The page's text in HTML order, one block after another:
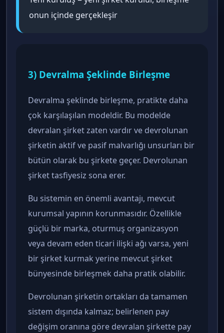
onun içinde gerçekleşir
3) Devralma Şeklinde Birleşme
Devralma şeklinde birleşme, pratikte daha
çok karşılaşılan modeldir. Bu modelde
devralan şirket zaten vardır ve devrolunan
şirketin aktif ve pasif malvarlığı unsurları bir
bütün olarak bu şirkete geçer. Devrolunan
şirket tasfiyesiz sona erer.
Bu sistemin en önemli avantajı, mevcut
kurumsal yapının korunmasıdır. Özellikle
güçlü bir marka, oturmuş organizasyon
veya devam eden ticari ilişki ağı varsa, yeni
bir şirket kurmak yerine mevcut şirket
bünyesinde birleşmek daha pratik olabilir.
Devrolunan şirketin ortakları da tamamen
sistem dışında kalmaz; belirlenen pay
değişim oranına göre devralan şirkette pay